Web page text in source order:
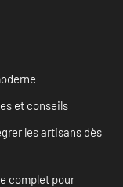
et conseils
les artisans dès
complet pour